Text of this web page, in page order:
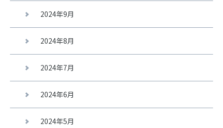
2024年9月
2024年8月
2024年7月
2024年6月
2024年5月